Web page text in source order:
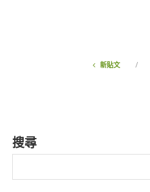
新貼文
搜尋